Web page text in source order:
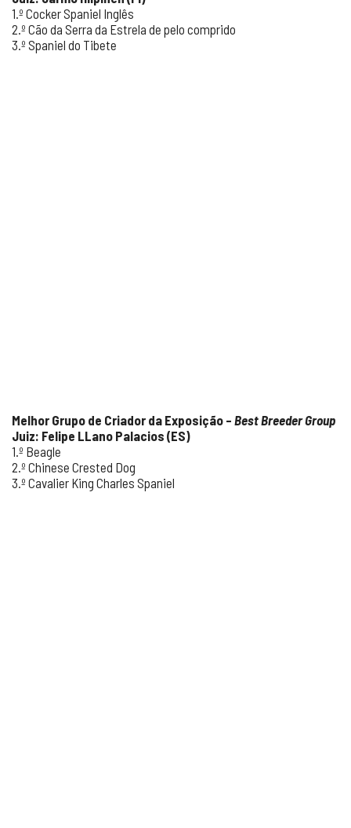
1.º Cocker Spaniel Inglês
2.º Cão da Serra da Estrela de pelo comprido
3.º Spaniel do Tibete
Melhor Grupo de Criador da Exposição – Best Breeder Group
Juiz: Felipe LLano Palacios (ES)
1.º Beagle
2.º Chinese Crested Dog
3.º Cavalier King Charles Spaniel